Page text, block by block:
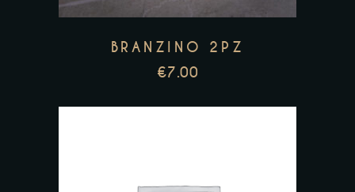
BRANZINO 2PZ
€7.00